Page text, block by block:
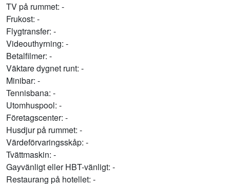
TV på rummet: -
Frukost: -
Flygtransfer: -
Videouthyrning: -
Betalfilmer: -
Väktare dygnet runt: -
Minibar: -
Tennisbana: -
Utomhuspool: -
Företagscenter: -
Husdjur på rummet: -
Värdeförvaringsskåp: -
Tvättmaskin: -
Gayvänligt eller HBT-vänligt: -
Restaurang på hotellet: -